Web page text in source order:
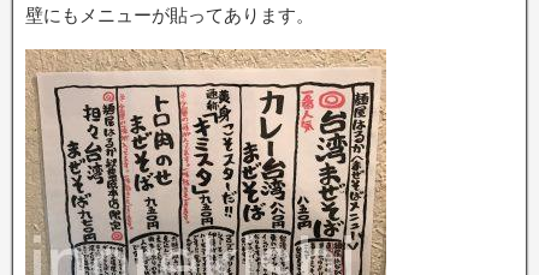
壁にもメニューが貼ってあります。